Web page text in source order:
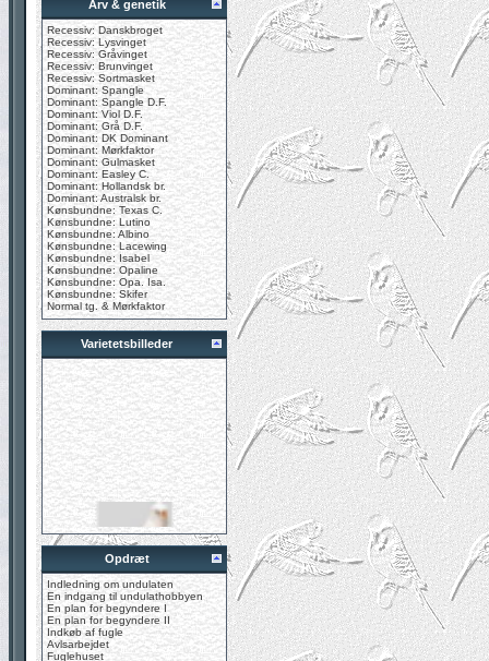
Arv & genetik
Recessiv: Danskbroget
Recessiv: Lysvinget
Recessiv: Gråvinget
Recessiv: Brunvinget
Recessiv: Sortmasket
Dominant: Spangle
Dominant: Spangle D.F.
Dominant: Viol D.F.
Dominant: Grå D.F.
Dominant: DK Dominant
Dominant: Mørkfaktor
Dominant: Gulmasket
Dominant: Easley C.
Dominant: Hollandsk br.
Dominant: Australsk br.
Kønsbundne: Texas C.
Kønsbundne: Lutino
Kønsbundne: Albino
Kønsbundne: Lacewing
Kønsbundne: Isabel
Kønsbundne: Opaline
Kønsbundne: Opa. Isa.
Kønsbundne: Skifer
Normal tg. & Mørkfaktor
Varietetsbilleder
Opdræt
Indledning om undulaten
En indgang til undulathobbyen
En plan for begyndere I
En plan for begyndere II
Indkøb af fugle
Avlsarbejdet
Fuglehuset